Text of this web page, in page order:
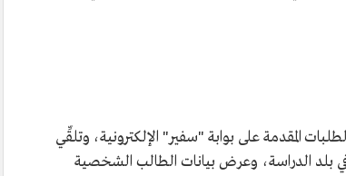
المقدمة على بوابة "سفير" الإلكترونية، وتلقِّي
بلد الدراسة، وعرض بيانات الطالب الشخصية